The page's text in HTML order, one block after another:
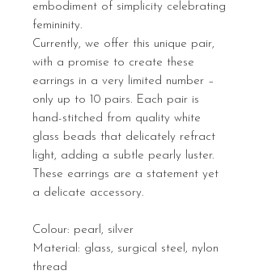
embodiment of simplicity celebrating
femininity.
Currently, we offer this unique pair,
with a promise to create these
earrings in a very limited number –
only up to 10 pairs. Each pair is
hand-stitched from quality white
glass beads that delicately refract
light, adding a subtle pearly luster.
These earrings are a statement yet
a delicate accessory.
Colour: pearl, silver
Material: glass, surgical steel, nylon
thread